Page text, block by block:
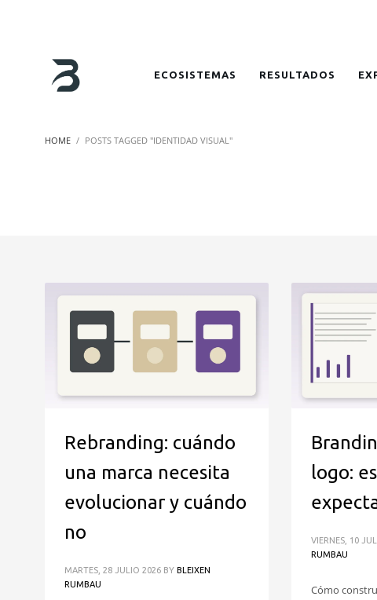
ECOSISTEMAS RESULTADOS
HOME POSTS TAGGED "IDENTIDAD VISUAL"
Rebranding: cuándo
una marca necesita
evolucionar y cuándo
no
MARTES, 28 JULIO 2026 BY BLEIXEN
RUMBAU
logo:
VIERNES, 10
RUMBAU
Cómo